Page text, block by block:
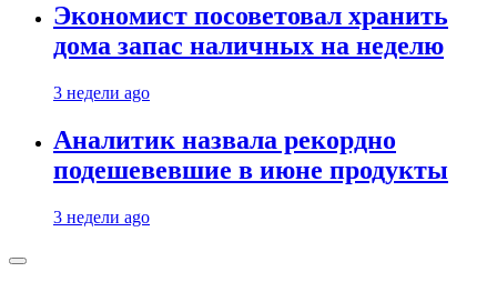
Экономист посоветовал хранить
дома запас наличных на неделю
3 недели ago
Аналитик назвала рекордно
подешевевшие в июне продукты
3 недели ago